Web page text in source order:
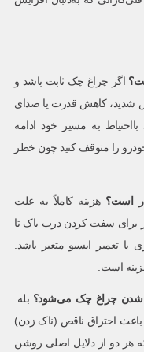
اگر چراغ چک ثابت باشد و
شدید، کاهش قدرت یا صدای
به مسیر خود ادامه
را متوقف کنید چون خطر
است؟ هزینه کاملاً به علت
برای سفت کردن درب باک تا
یا تعمیر ایسیو متغیر باشد.
است.
شدن چراغ چک می‌شود؟ بله.
باعث احتراق ناقص (ناک زدن)
هر دو از دلایل اصلی روشن